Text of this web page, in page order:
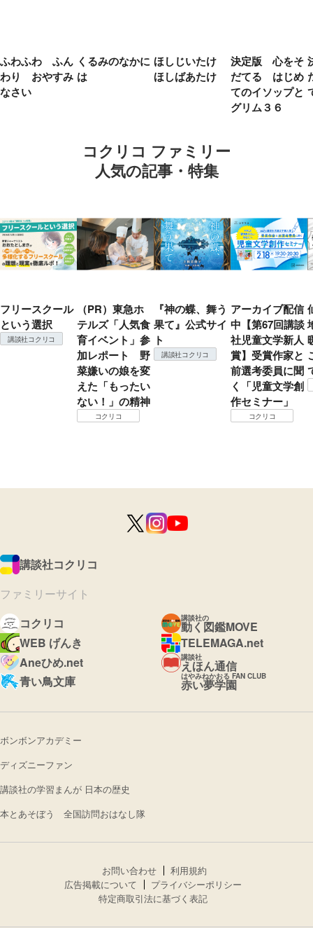
ふわふわ ふん
わり おやすみ
なさい
くるみのなかに
は
ほしじいたけ
ほしばあたけ
決定版 心をそ
だてる はじめ
てのイソップと
グリム３６
コクリコ ファミリー
人気の記事・特集
フリースクール
という選択
講談社コクリコ
（PR）東急ホ
テルズ「人気食
育イベント」参
加レポート 野
菜嫌いの娘を変
えた「もったい
ない！」の精神
コクリコ
『神の蝶、舞う
果て』公式サイ
ト
講談社コクリコ
アーカイブ配信
中【第67回講談
社児童文学新人
賞】受賞作家と
前選考委員に聞
く「児童文学創
作セミナー」
コクリコ
講談社コクリコ
ファミリーサイト
コクリコ
講談社の
動く図鑑MOVE
WEB げんき
TELEMAGA.net
Aneひめ.net
講談社
えほん通信
青い鳥文庫
はやみねかおる FAN CLUB
赤い夢学園
ボンボンアカデミー
ディズニーファン
講談社の学習まんが 日本の歴史
本とあそぼう 全国訪問おはなし隊
お問い合わせ
利用規約
広告掲載について
プライバシーポリシー
特定商取引法に基づく表記